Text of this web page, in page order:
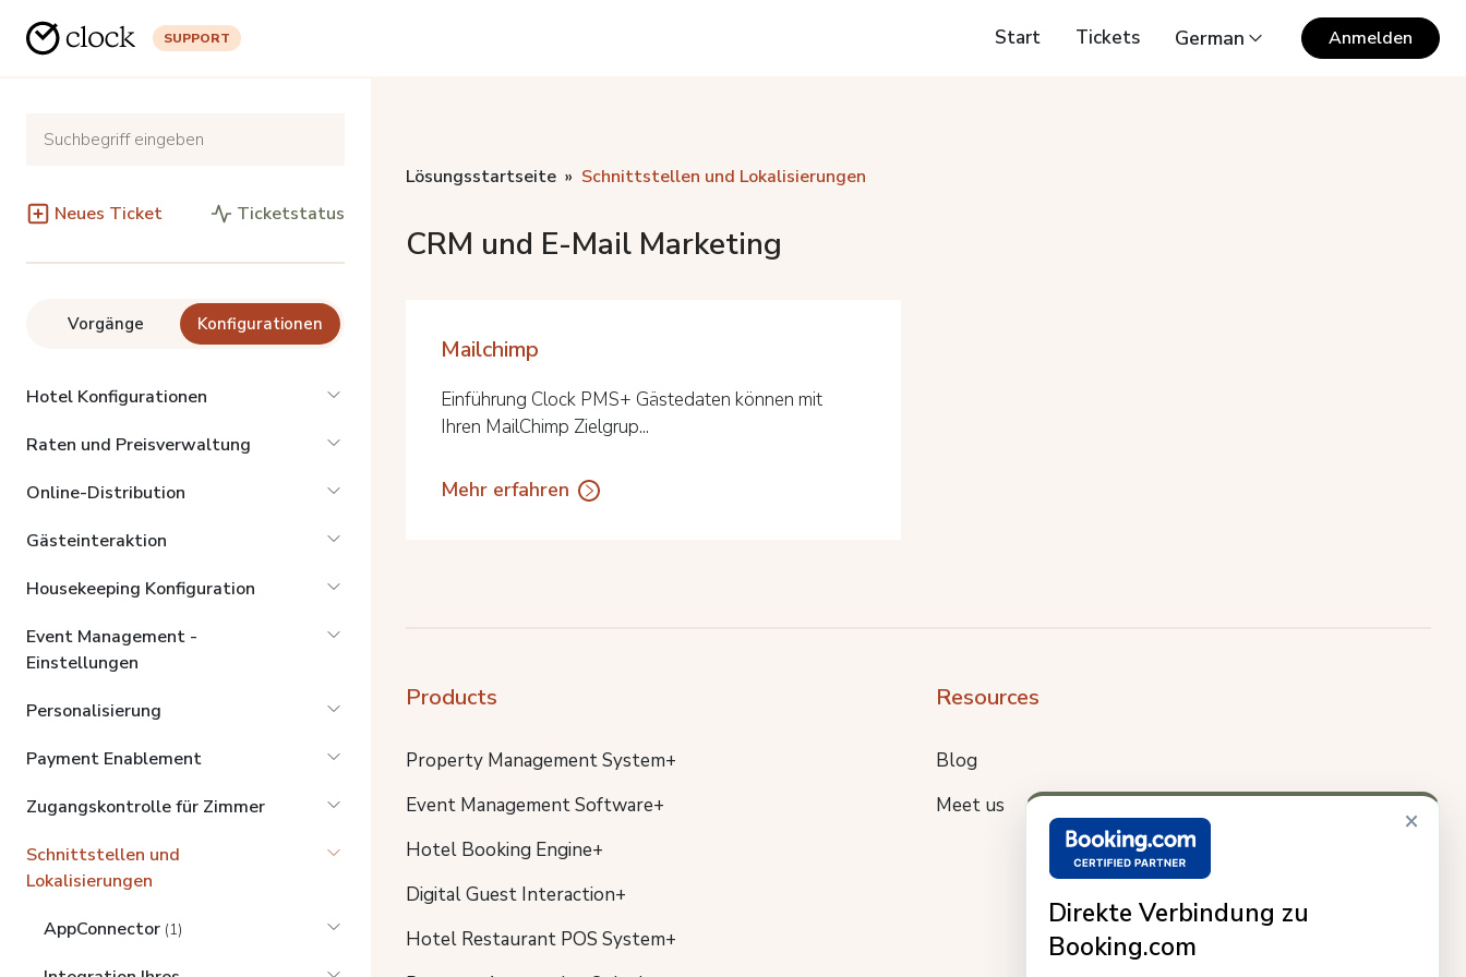
SUPPORT Start Tickets German Anmelden
×
Direkte Verbindung zu
Booking.com
Neues Ticket Ticketstatus
Vorgänge Konfigurationen
Hotel Konfigurationen
Raten und Preisverwaltung
Online-Distribution
Gästeinteraktion
Housekeeping Konfiguration
Event Management -
Einstellungen
Personalisierung
Payment Enablement
Zugangskontrolle für Zimmer
Schnittstellen und
Lokalisierungen
AppConnector (1)
Lösungsstartseite Schnittstellen und Lokalisierungen
CRM und E-Mail Marketing
Mailchimp
Einführung Clock PMS+ Gästedaten können mit
Ihren MailChimp Zielgrup...
Mehr erfahren
Products
Property Management System+
Event Management Software+
Hotel Booking Engine+
Digital Guest Interaction+
Hotel Restaurant POS System+
Resources
Blog
Meet us